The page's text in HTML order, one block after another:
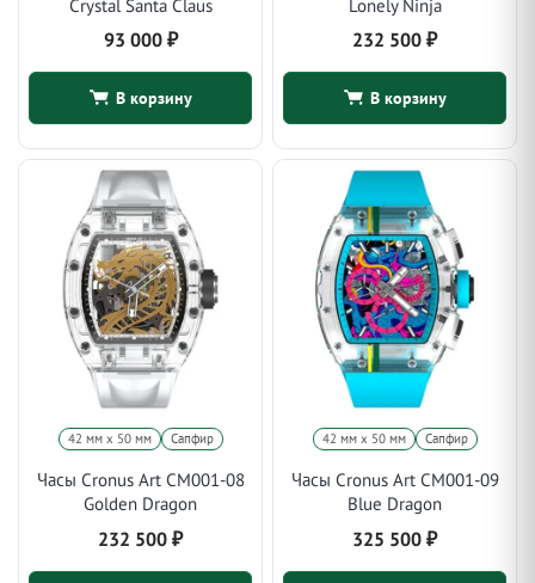
Crystal Santa Claus
93 000 ₽
В корзину
Lonely Ninja
232 500 ₽
В корзину
42 мм x 50 мм Сапфир
Часы Cronus Art CM001-08
Golden Dragon
232 500 ₽
42 мм x 50 мм Сапфир
Часы Cronus Art CM001-09
Blue Dragon
325 500 ₽